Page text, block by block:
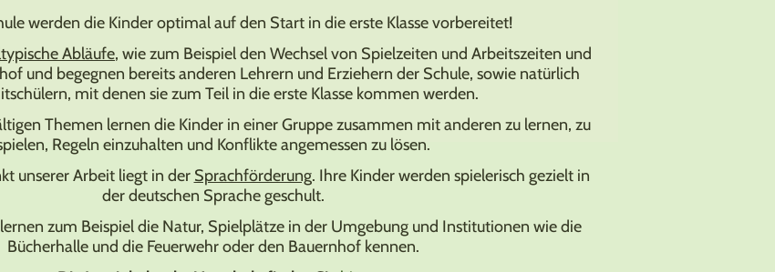
werden die Kinder optimal auf den Start in die erste Klasse vorbereitet!
Abläufe, wie zum Beispiel den Wechsel von Spielzeiten und Arbeitszeiten und
und begegnen bereits anderen Lehrern und Erziehern der Schule, sowie natürlich
mit denen sie zum Teil in die erste Klasse kommen werden.
Themen lernen die Kinder in einer Gruppe zusammen mit anderen zu lernen, zu
Regeln einzuhalten und Konflikte angemessen zu lösen.
unserer Arbeit liegt in der Sprachförderung. Ihre Kinder werden spielerisch gezielt in
der deutschen Sprache geschult.
zum Beispiel die Natur, Spielplätze in der Umgebung und Institutionen wie die
Bücherhalle und die Feuerwehr oder den Bauernhof kennen.